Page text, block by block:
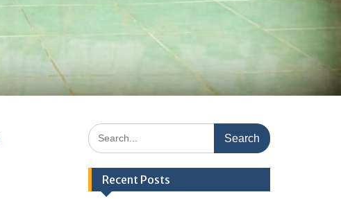
Search
for:
Recent Posts